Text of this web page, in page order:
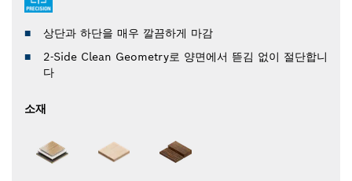
상단과 하단을 매우 깔끔하게 마감
2-Side Clean Geometry로 양면에서 뜯김 없이 절단합니
다
소재